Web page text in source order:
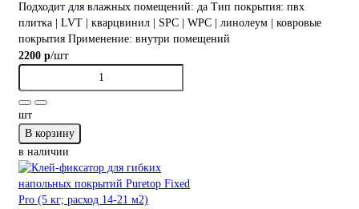
Подходит для влажных помещений: да Тип покрытия: пвх
плитка | LVT | кварцвинил | SPC | WPC | линолеум | ковровые
покрытия Применение: внутри помещений
2200 р/шт
шт
В корзину
в наличии